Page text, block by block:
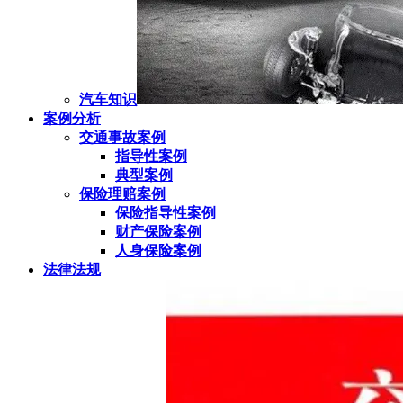
汽车知识
案例分析
交通事故案例
指导性案例
典型案例
保险理赔案例
保险指导性案例
财产保险案例
人身保险案例
法律法规